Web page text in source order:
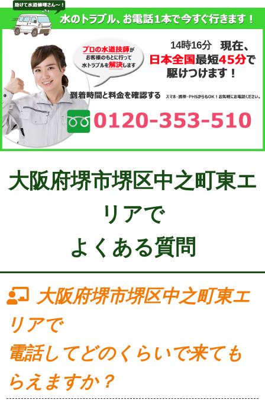
14時16分
大阪府堺市堺区中之町東エ
リアで
よくある質問
大阪府堺市堺区中之町東エ
リアで
電話してどのくらいで来ても
らえますか？